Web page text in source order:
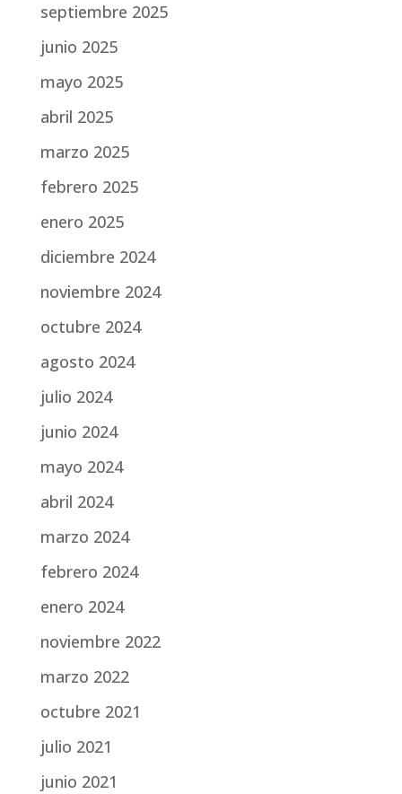
septiembre 2025
junio 2025
mayo 2025
abril 2025
marzo 2025
febrero 2025
enero 2025
diciembre 2024
noviembre 2024
octubre 2024
agosto 2024
julio 2024
junio 2024
mayo 2024
abril 2024
marzo 2024
febrero 2024
enero 2024
noviembre 2022
marzo 2022
octubre 2021
julio 2021
junio 2021